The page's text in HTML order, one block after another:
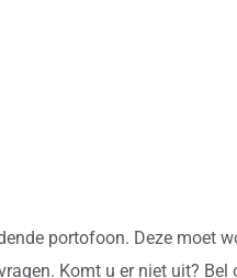
portofoon. Deze moet
Komt u er niet uit?